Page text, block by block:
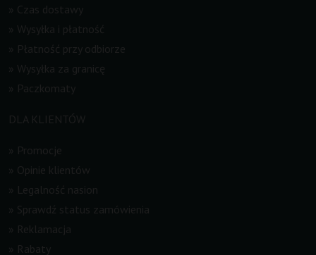
Czas dostawy
Wysyłka i płatność
Płatność przy odbiorze
Wysyłka za granicę
Paczkomaty
DLA KLIENTÓW
Promocje
Opinie klientów
Legalność nasion
Sprawdź status zamówienia
Reklamacja
Rabaty